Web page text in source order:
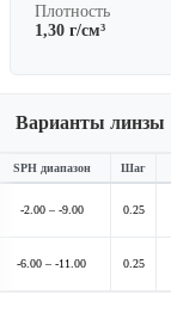
Плотность
1,30 г/см³
Варианты линзы
SPH диапазон Шаг
-2.00 – -9.00 0.25
-6.00 – -11.00 0.25